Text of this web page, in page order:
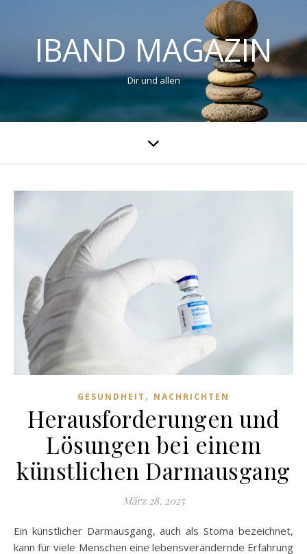
IBAND MAGAZIN
Dir und allen
GESUNDHEIT , NACHRICHTEN
Herausforderungen und
Lösungen bei einem
künstlichen Darmausgang
März 28, 2025
Ein künstlicher Darmausgang, auch als Stoma bezeichnet,
kann für viele Menschen eine lebensverändernde Erfahrung